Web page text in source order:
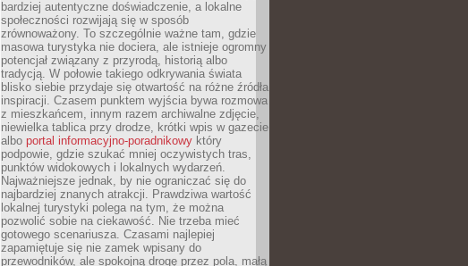
bardziej autentyczne doświadczenie, a lokalne
społeczności rozwijają się w sposób
zrównoważony. To szczególnie ważne tam, gdzie
masowa turystyka nie dociera, ale istnieje ogromny
potencjał związany z przyrodą, historią albo
tradycją. W połowie takiego odkrywania świata
blisko siebie przydaje się otwartość na różne źródła
inspiracji. Czasem punktem wyjścia bywa rozmowa
z mieszkańcem, innym razem archiwalne zdjęcie,
niewielka tablica przy drodze, krótki wpis w gazecie
albo portal informacyjno-poradnikowy który
podpowie, gdzie szukać mniej oczywistych tras,
punktów widokowych i lokalnych wydarzeń.
Najważniejsze jednak, by nie ograniczać się do
najbardziej znanych atrakcji. Prawdziwa wartość
lokalnej turystyki polega na tym, że można
pozwolić sobie na ciekawość. Nie trzeba mieć
gotowego scenariusza. Czasami najlepiej
zapamiętuje się nie zamek wpisany do
przewodników, ale spokojną drogę przez pola, małą